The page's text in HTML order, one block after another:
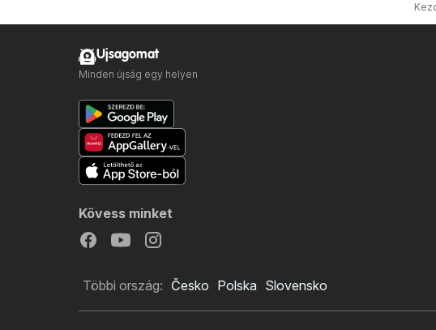
Ujsagomat
Minden újság egy helyen
Kövess minket
Többi ország: Česko Polska Slovensko